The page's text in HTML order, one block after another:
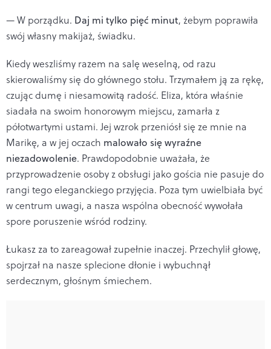
— W porządku. Daj mi tylko pięć minut, żebym poprawiła
swój własny makijaż, świadku.
Kiedy weszliśmy razem na salę weselną, od razu
skierowaliśmy się do głównego stołu. Trzymałem ją za rękę,
czując dumę i niesamowitą radość. Eliza, która właśnie
siadała na swoim honorowym miejscu, zamarła z
półotwartymi ustami. Jej wzrok przeniósł się ze mnie na
Marikę, a w jej oczach malowało się wyraźne
niezadowolenie. Prawdopodobnie uważała, że
przyprowadzenie osoby z obsługi jako gościa nie pasuje do
rangi tego eleganckiego przyjęcia. Poza tym uwielbiała być
w centrum uwagi, a nasza wspólna obecność wywołała
spore poruszenie wśród rodziny.
Łukasz za to zareagował zupełnie inaczej. Przechylił głowę,
spojrzał na nasze splecione dłonie i wybuchnął
serdecznym, głośnym śmiechem.